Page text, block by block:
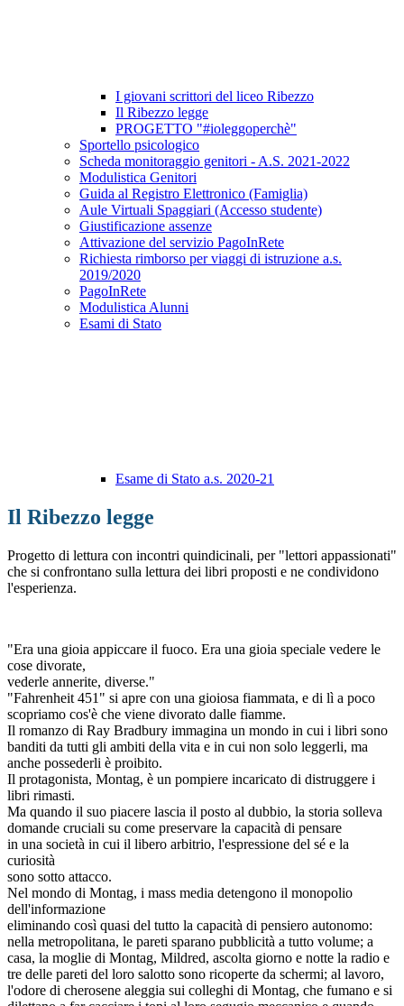
I giovani scrittori del liceo Ribezzo
Il Ribezzo legge
PROGETTO "#ioleggoperchè"
Sportello psicologico
Scheda monitoraggio genitori - A.S. 2021-2022
Modulistica Genitori
Guida al Registro Elettronico (Famiglia)
Aule Virtuali Spaggiari (Accesso studente)
Giustificazione assenze
Attivazione del servizio PagoInRete
Richiesta rimborso per viaggi di istruzione a.s.
2019/2020
PagoInRete
Modulistica Alunni
Esami di Stato
Esame di Stato a.s. 2020-21
Il Ribezzo legge
Progetto di lettura con incontri quindicinali, per "lettori appassionati"
che si confrontano sulla lettura dei libri proposti e ne condividono
l'esperienza.
"Era una gioia appiccare il fuoco. Era una gioia speciale vedere le
cose divorate,
vederle annerite, diverse."
"Fahrenheit 451" si apre con una gioiosa fiammata, e di lì a poco
scopriamo cos'è che viene divorato dalle fiamme.
Il romanzo di Ray Bradbury immagina un mondo in cui i libri sono
banditi da tutti gli ambiti della vita e in cui non solo leggerli, ma
anche possederli è proibito.
Il protagonista, Montag, è un pompiere incaricato di distruggere i
libri rimasti.
Ma quando il suo piacere lascia il posto al dubbio, la storia solleva
domande cruciali su come preservare la capacità di pensare
in una società in cui il libero arbitrio, l'espressione del sé e la
curiosità
sono sotto attacco.
Nel mondo di Montag, i mass media detengono il monopolio
dell'informazione
eliminando così quasi del tutto la capacità di pensiero autonomo:
nella metropolitana, le pareti sparano pubblicità a tutto volume; a
casa, la moglie di Montag, Mildred, ascolta giorno e notte la radio e
tre delle pareti del loro salotto sono ricoperte da schermi; al lavoro,
l'odore di cherosene aleggia sui colleghi di Montag, che fumano e si